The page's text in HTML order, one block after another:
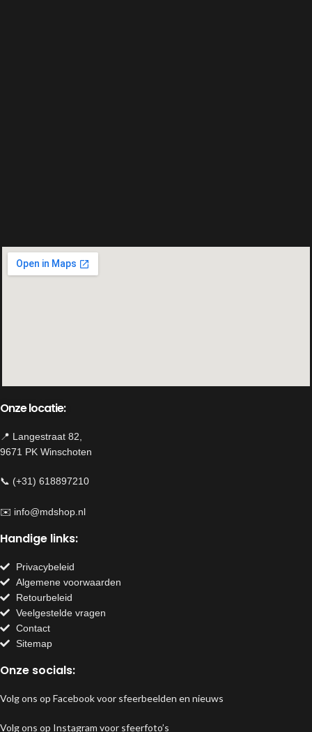
Onze locatie:
📍 Langestraat 82,
9671 PK Winschoten
📞 (+31) 618897210
✉️ info@mdshop.nl
Handige links:
Privacybeleid
Algemene voorwaarden
Retourbeleid
Veelgestelde vragen
Contact
Sitemap
Onze socials:
Volg ons op Facebook voor sfeerbeelden en nieuws
Volg ons op Instagram voor sfeerfoto’s